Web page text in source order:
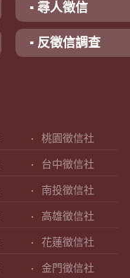
▪ 尋人徵信
▪ 反徵信調查
桃園徵信社
台中徵信社
南投徵信社
高雄徵信社
花蓮徵信社
金門徵信社